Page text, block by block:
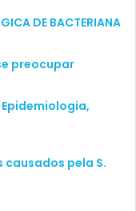
DE BACTERIANA
preocupar
causados pela S.